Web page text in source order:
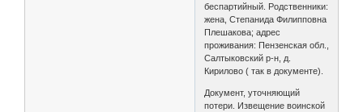
беспартийный. Родственники:
жена, Степанида Филипповна
Плешакова; адрес
проживания: Пензенская обл.,
Салтыковский р-н, д.
Кирилово ( так в документе).
Документ, уточняющий
потери. Извещение воинской